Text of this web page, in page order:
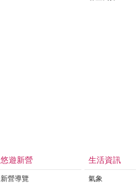
悠遊新營
新營導覽
生活資訊
氣象